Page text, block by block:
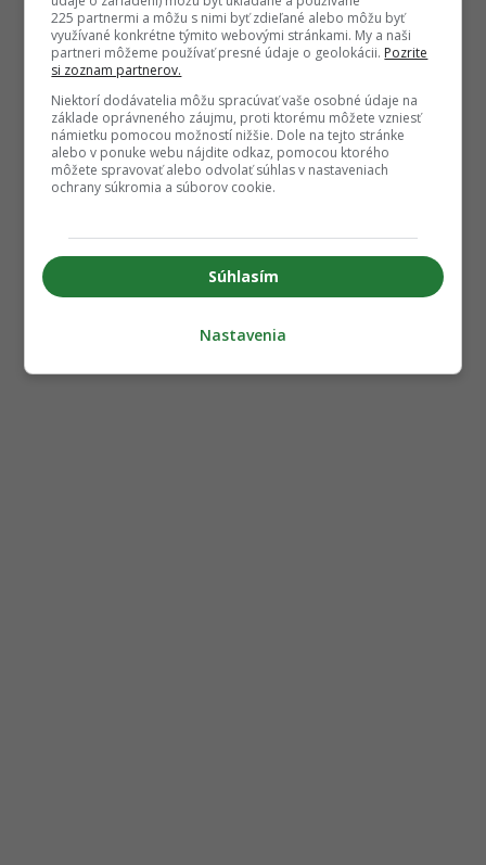
225 partnermi a môžu s nimi byť zdieľané alebo môžu byť
využívané konkrétne týmito webovými stránkami. My a naši
partneri môžeme používať presné údaje o geolokácii. Pozrite
si zoznam partnerov.
Niektorí dodávatelia môžu spracúvať vaše osobné údaje na
základe oprávneného záujmu, proti ktorému môžete vzniesť
námietku pomocou možností nižšie. Dole na tejto stránke
alebo v ponuke webu nájdite odkaz, pomocou ktorého
môžete spravovať alebo odvolať súhlas v nastaveniach
ochrany súkromia a súborov cookie.
Súhlasím
Nastavenia